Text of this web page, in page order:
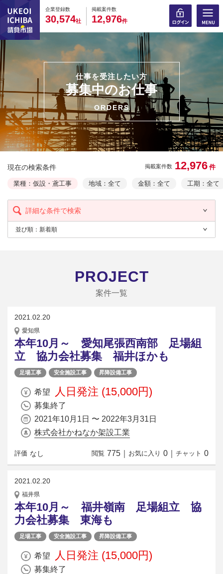
企業登録数
0
3
0
0,
0
5
0
74社
掲載案件数
0
1
0
2,
0
9
0
76件
仕事を受注したい方
募集中のお仕事
ORDERS
現在の検索条件 掲載案件数 12,976 件
業種：仮設・鳶工事 地域：全て 金額：全て 工期：全て
詳細な条件で検索
並び順： 新着順
PROJECT
案件一覧
2021.02.20
愛知県
本年10月～ 愛知尾張西南部 足場組
立 協力会社募集 福井ほかも
足場工事 安全施設工事 昇降設備工事
希望 人日発注 (15,000円)
募集終了
2021年10月1日 〜 2022年3月31日
株式会社かねなか架設工業
評価 なし 閲覧 775 お気に入り 0 チャット 0
2021.02.20
福井県
本年10月～ 福井嶺南 足場組立 協
力会社募集 東海も
足場工事 安全施設工事 昇降設備工事
希望 人日発注 (15,000円)
募集終了